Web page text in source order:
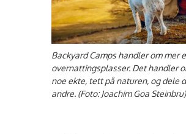
Backyard Camps handler om mer
overnattingsplasser. Det handler
noe ekte, tett på naturen, og dele
andre. (Foto: Joachim Goa Steinbru)